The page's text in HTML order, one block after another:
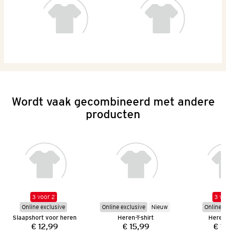
Wordt vaak gecombineerd met andere
producten
3 voor 2
Online exclusive
Slaapshort voor heren
Prijs:
€ 12,99
Online exclusive
Nieuw
Heren-T-shirt
Prijs:
€ 15,99
3
Online
€